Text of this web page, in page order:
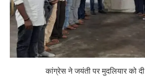
कांग्रेस ने जयंती पर मुदलियार को दी